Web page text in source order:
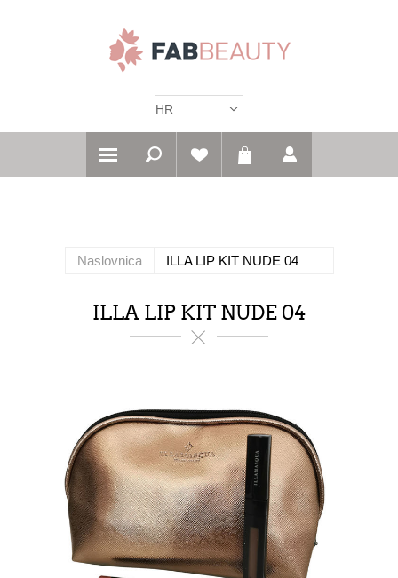
Naslovnica ILLA LIP KIT NUDE 04
ILLA LIP KIT NUDE 04